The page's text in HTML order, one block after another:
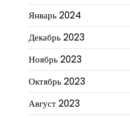
Январь 2024
Декабрь 2023
Ноябрь 2023
Октябрь 2023
Август 2023